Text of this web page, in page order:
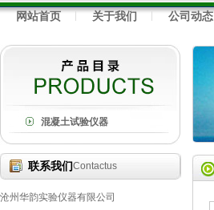
网站首页 关于我们 公司动态
混凝土试验仪器
联系我们Contactus
沧州华韵实验仪器有限公司